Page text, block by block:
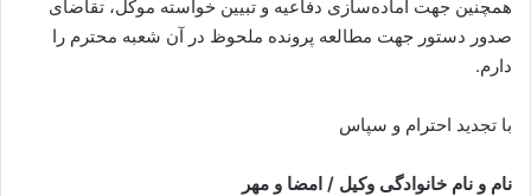
همچنین جهت آماده‌سازی دفاعیه و تبیین خواسته موکل، تقاضای
صدور دستور جهت مطالعه پرونده ملحوظ در آن شعبه محترم را
دارم.
با تجدید احترام و سپاس
نام و نام خانوادگی وکیل / امضا و مهر